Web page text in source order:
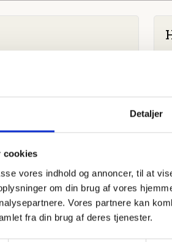
Detaljer
cookies
vores indhold og annoncer, til at
om din brug af vores
Vores partnere kan
fra din brug af deres tjenester.